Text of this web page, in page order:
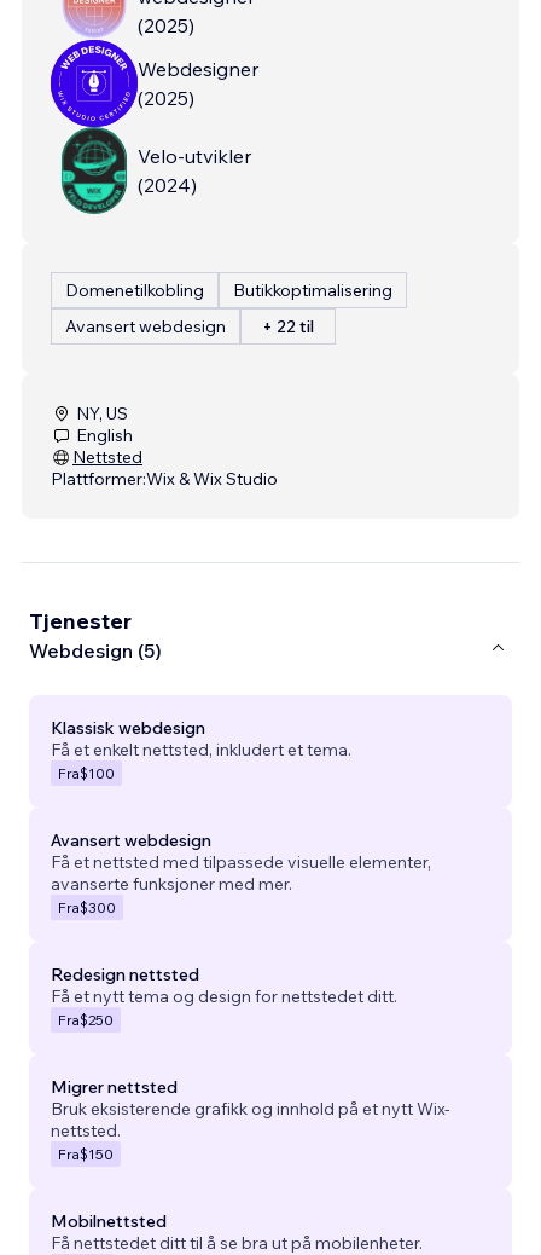
(2025)
Webdesigner
(2025)
Velo-utvikler
(2024)
Domenetilkobling
Butikkoptimalisering
Avansert webdesign
+ 22 til
NY, US
English
Nettsted
Plattformer:Wix & Wix Studio
Tjenester
Webdesign (5)
Klassisk webdesign
Få et enkelt nettsted, inkludert et tema.
Fra$100
Avansert webdesign
Få et nettsted med tilpassede visuelle elementer,
avanserte funksjoner med mer.
Fra$300
Redesign nettsted
Få et nytt tema og design for nettstedet ditt.
Fra$250
Migrer nettsted
Bruk eksisterende grafikk og innhold på et nytt Wix-
nettsted.
Fra$150
Mobilnettsted
Få nettstedet ditt til å se bra ut på mobilenheter.